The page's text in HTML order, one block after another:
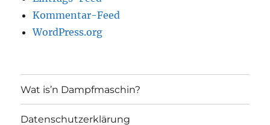
Kommentar-Feed
WordPress.org
Wat is’n Dampfmaschin?
Datenschutzerklärung